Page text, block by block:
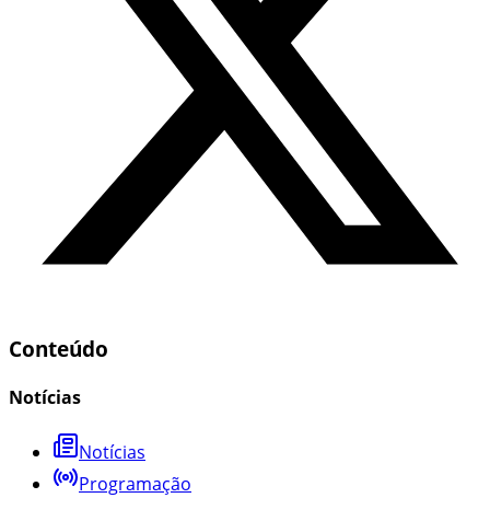
Conteúdo
Notícias
Notícias
Programação